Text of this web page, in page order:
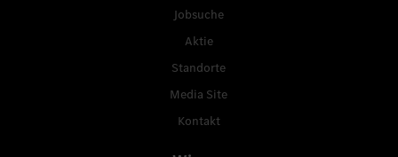
Jobsuche
Aktie
Standorte
Media Site
Kontakt